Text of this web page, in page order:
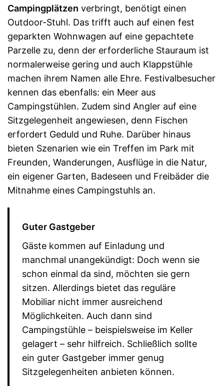
Campingplätzen verbringt, benötigt einen
Outdoor-Stuhl. Das trifft auch auf einen fest
geparkten Wohnwagen auf eine gepachtete
Parzelle zu, denn der erforderliche Stauraum ist
normalerweise gering und auch Klappstühle
machen ihrem Namen alle Ehre. Festivalbesucher
kennen das ebenfalls: ein Meer aus
Campingstühlen. Zudem sind Angler auf eine
Sitzgelegenheit angewiesen, denn Fischen
erfordert Geduld und Ruhe. Darüber hinaus
bieten Szenarien wie ein Treffen im Park mit
Freunden, Wanderungen, Ausflüge in die Natur,
ein eigener Garten, Badeseen und Freibäder die
Mitnahme eines Campingstuhls an.
Guter Gastgeber
Gäste kommen auf Einladung und
manchmal unangekündigt: Doch wenn sie
schon einmal da sind, möchten sie gern
sitzen. Allerdings bietet das reguläre
Mobiliar nicht immer ausreichend
Möglichkeiten. Auch dann sind
Campingstühle – beispielsweise im Keller
gelagert – sehr hilfreich. Schließlich sollte
ein guter Gastgeber immer genug
Sitzgelegenheiten anbieten können.